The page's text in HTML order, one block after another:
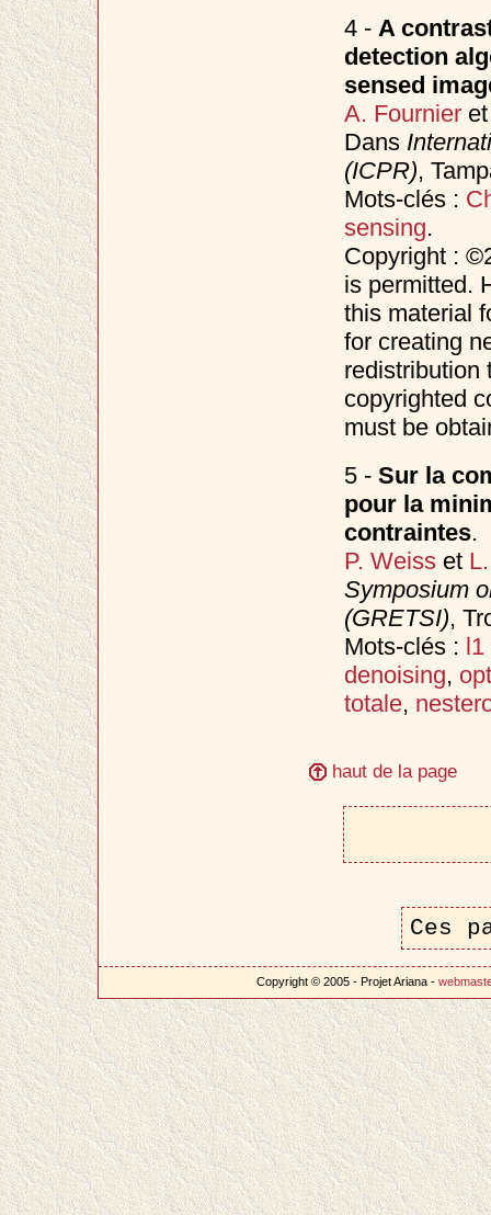
4 - A
detection
sensed
A. Fournier
Dans
(ICPR),
Mots-clés :
sensing.
Copyright :
is permitted.
this material
for creating
redistribution
copyrighted
must be
5 - Sur la
pour la
contraintes.
P. Weisset
Symposium
(GRETSI),
Mots-clés : l1
denoising,
totale,
haut de la page
Ces
Copyright © 2005 - Projet Ariana -